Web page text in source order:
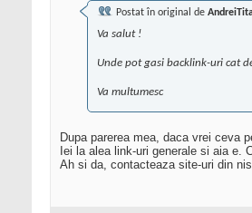
Postat în original de
Va salut !
Unde pot gasi backlink-uri cat
Va multumesc
Dupa parerea mea, daca vrei ceva
Iei la alea link-uri generale si aia
Ah si da, contacteaza site-uri din